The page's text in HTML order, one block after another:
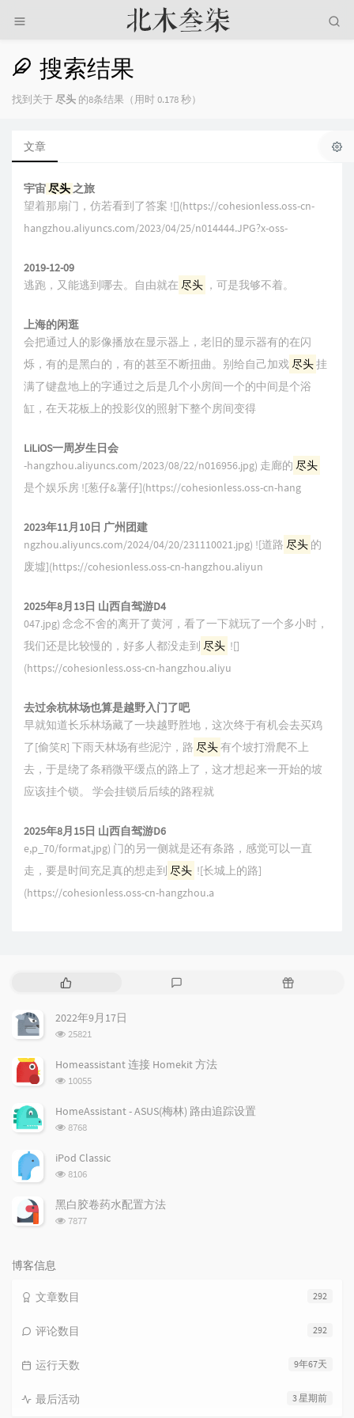
搜索结果
找到关于尽头 的8条结果（用时 0.178 秒）
文章
宇宙尽头 之旅
望着那扇门，仿若看到了答案 ![](https://cohesionless.oss-cn-
hangzhou.aliyuncs.com/2023/04/25/n014444.JPG?x-oss-
2019-12-09
逃跑，又能逃到哪去。自由就在 尽头 ，可是我够不着。
上海的闲逛
会把通过人的影像播放在显示器上，老旧的显示器有的在闪
烁，有的是黑白的，有的甚至不断扭曲。别给自己加戏 尽头挂
满了键盘地上的字通过之后是几个小房间一个的中间是个浴
缸，在天花板上的投影仪的照射下整个房间变得
LiLiOS一周岁生日会
-hangzhou.aliyuncs.com/2023/08/22/n016956.jpg) 走廊的 尽头
是个娱乐房 ![葱仔&薯仔](https://cohesionless.oss-cn-hang
2023年11月10日 广州团建
ngzhou.aliyuncs.com/2024/04/20/231110021.jpg) ![道路 尽头 的
废墟](https://cohesionless.oss-cn-hangzhou.aliyun
2025年8月13日 山西自驾游D4
047.jpg) 念念不舍的离开了黄河，看了一下就玩了一个多小时，
我们还是比较慢的，好多人都没走到 尽头 ![]
(https://cohesionless.oss-cn-hangzhou.aliyu
去过余杭林场也算是越野入门了吧
早就知道长乐林场藏了一块越野胜地，这次终于有机会去买鸡
了[偷笑R] 下雨天林场有些泥泞，路 尽头有个坡打滑爬不上
去，于是绕了条稍微平缓点的路上了，这才想起来一开始的坡
应该挂个锁。 学会挂锁后后续的路程就
2025年8月15日 山西自驾游D6
e,p_70/format,jpg) 门的另一侧就是还有条路，感觉可以一直
走，要是时间充足真的想走到 尽头 ![长城上的路]
(https://cohesionless.oss-cn-hangzhou.a
热
文
章
随
2022年9月17日
浏
次
25821
Homeassistant 连接 Homekit 方法
浏
次
10055
HomeAssistant - ASUS(梅林) 路由追踪设置
浏
次
8768
iPod Classic
浏
次
数:
8106
黑白胶卷药水配置方法
浏
7877
博客信息
292
文章数目
292
评论数目
9年67天
运行天数
3 星期前
最后活动